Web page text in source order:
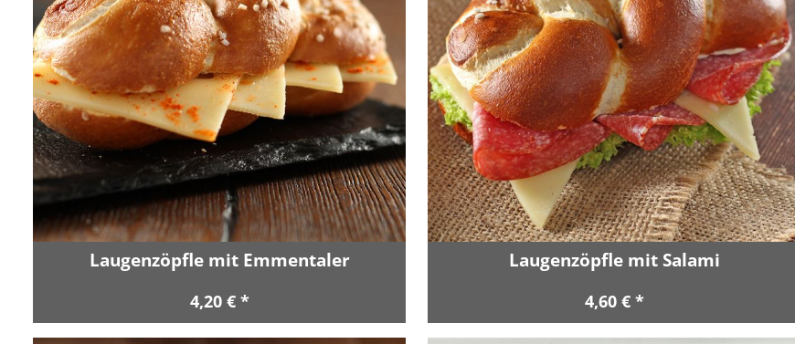
Laugenzöpfle mit Emmentaler
4,20 € *
Laugenzöpfle mit Salami
4,60 € *